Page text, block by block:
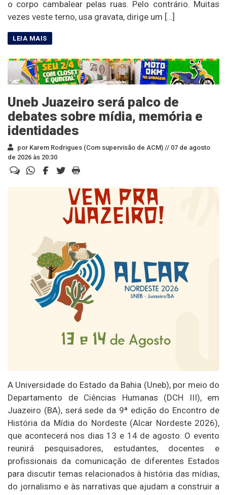
o corpo cambalear pelas ruas. Pelo contrário. Muitas
vezes veste terno, usa gravata, dirige um […]
Uneb Juazeiro será palco de
debates sobre mídia, memória e
identidades
por Karem Rodrigues (Com supervisão de ACM) // 07 de agosto
de 2026 às 20:30
A Universidade do Estado da Bahia (Uneb), por meio do
Departamento de Ciências Humanas (DCH III), em
Juazeiro (BA), será sede da 9ª edição do Encontro de
História da Mídia do Nordeste (Alcar Nordeste 2026),
que acontecerá nos dias 13 e 14 de agosto. O evento
reunirá pesquisadores, estudantes, docentes e
profissionais da comunicação de diferentes Estados
para discutir temas relacionados à história das mídias,
do jornalismo e às narrativas que ajudam a construir a